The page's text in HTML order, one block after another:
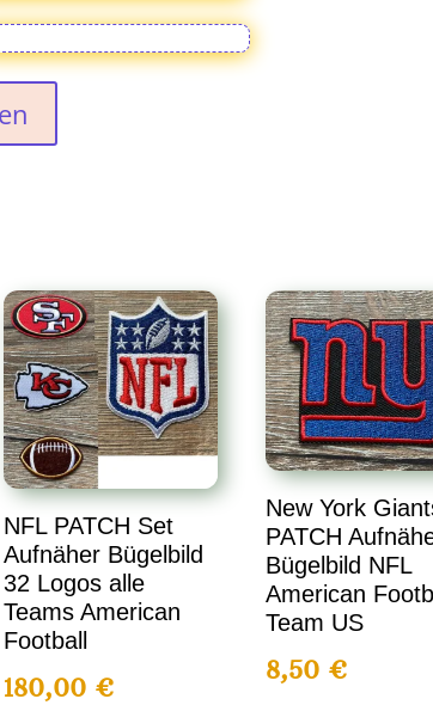
NFL PATCH Set
Aufnäher Bügelbild
32 Logos alle
Teams American
Football
180,00 €
New York
PATCH
Bügelbild NFL
American
Team US
8,50€